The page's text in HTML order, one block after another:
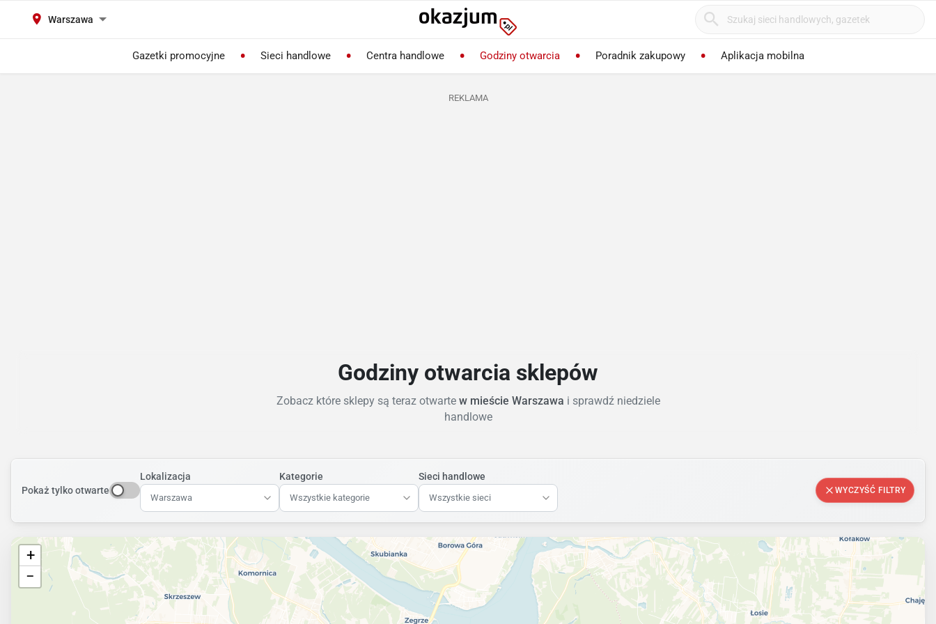
Warszawa
Gazetki promocyjne Sieci handlowe Centra handlowe Godziny otwarcia Poradnik zakupowy Aplikacja mobilna
REKLAMA
Godziny otwarcia sklepów
Zobacz które sklepy są teraz otwartew mieście Warszawa i sprawdź niedziele
handlowe
Pokaż tylko otwarte
Lokalizacja
Warszawa
Kategorie
Wszystkie kategorie
Sieci handlowe
Wszystkie sieci
WYCZYŚĆ FILTRY
+
−